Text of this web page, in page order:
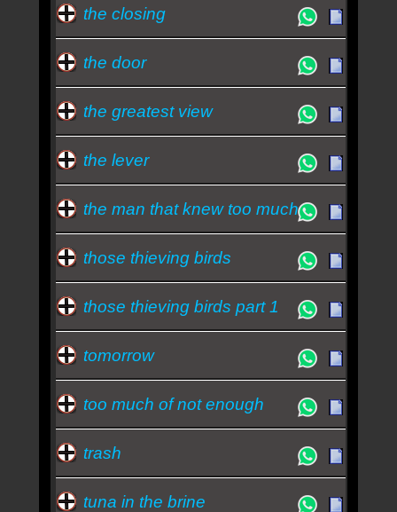
the closing
the door
the greatest view
the lever
the man that knew too much
those thieving birds
those thieving birds part 1
tomorrow
too much of not enough
trash
tuna in the brine